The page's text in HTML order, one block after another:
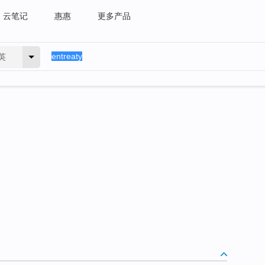
云笔记 惠惠 更多产品